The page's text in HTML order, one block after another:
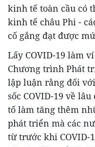
kinh tế toàn cầu có
kinh tế châu Phi -
cố gắng đạt được
Lấy COVID-19 làm
Chương trình Phát
lập luận rằng đối
sốc COVID-19 về
tố làm tăng thêm
phát triển mà các
từ trước khi COVID-